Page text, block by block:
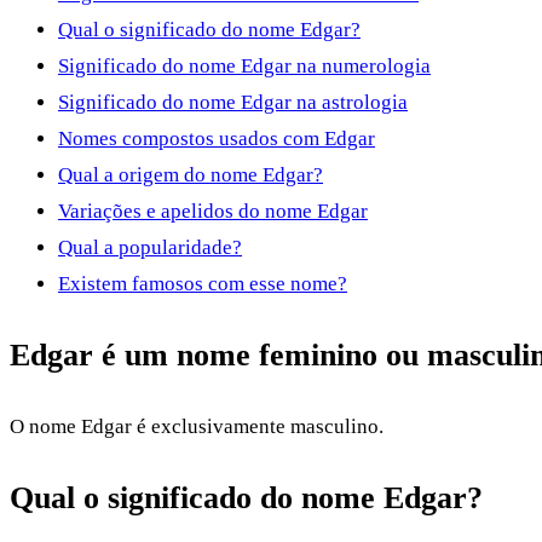
Qual o significado do nome Edgar?
Significado do nome Edgar na numerologia
Significado do nome Edgar na astrologia
Nomes compostos usados com Edgar
Qual a origem do nome Edgar?
Variações e apelidos do nome Edgar
Qual a popularidade?
Existem famosos com esse nome?
Edgar é um nome feminino ou
O nome Edgar é exclusivamente masculino.
Qual o significado do nome Edgar?